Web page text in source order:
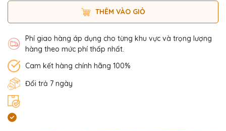
THÊM VÀO GIỎ
Phí giao hàng áp dụng cho từng khu vực và trọng lượng
hàng theo mức phí thấp nhất.
Cam kết hàng chính hãng 100%
Đổi trả 7 ngày